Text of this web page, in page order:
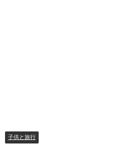
子供と旅行